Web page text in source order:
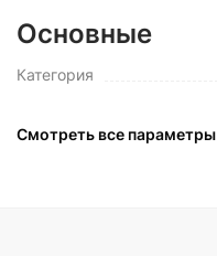
Основные
Категория
Смотреть все параметры